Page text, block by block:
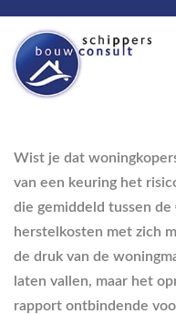
Wist je dat
van een keuring het
die gemiddeld tussen de
herstelkosten met zich
de druk van de
laten vallen, maar het
rapport ontbindende